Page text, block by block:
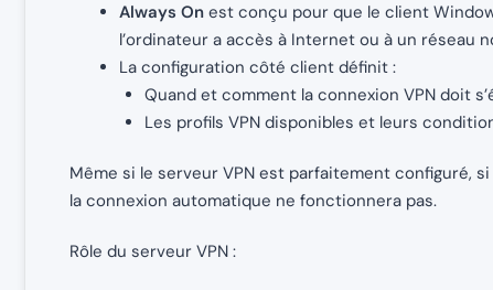
Always On est conçu pour que le client
l’ordinateur a accès à Internet ou à un réseau
La configuration côté client définit :
Quand et comment la connexion VPN doit
Les profils VPN disponibles et leurs
Même si le serveur VPN est parfaitement configuré, si
la connexion automatique ne fonctionnera pas.
Rôle du serveur VPN :